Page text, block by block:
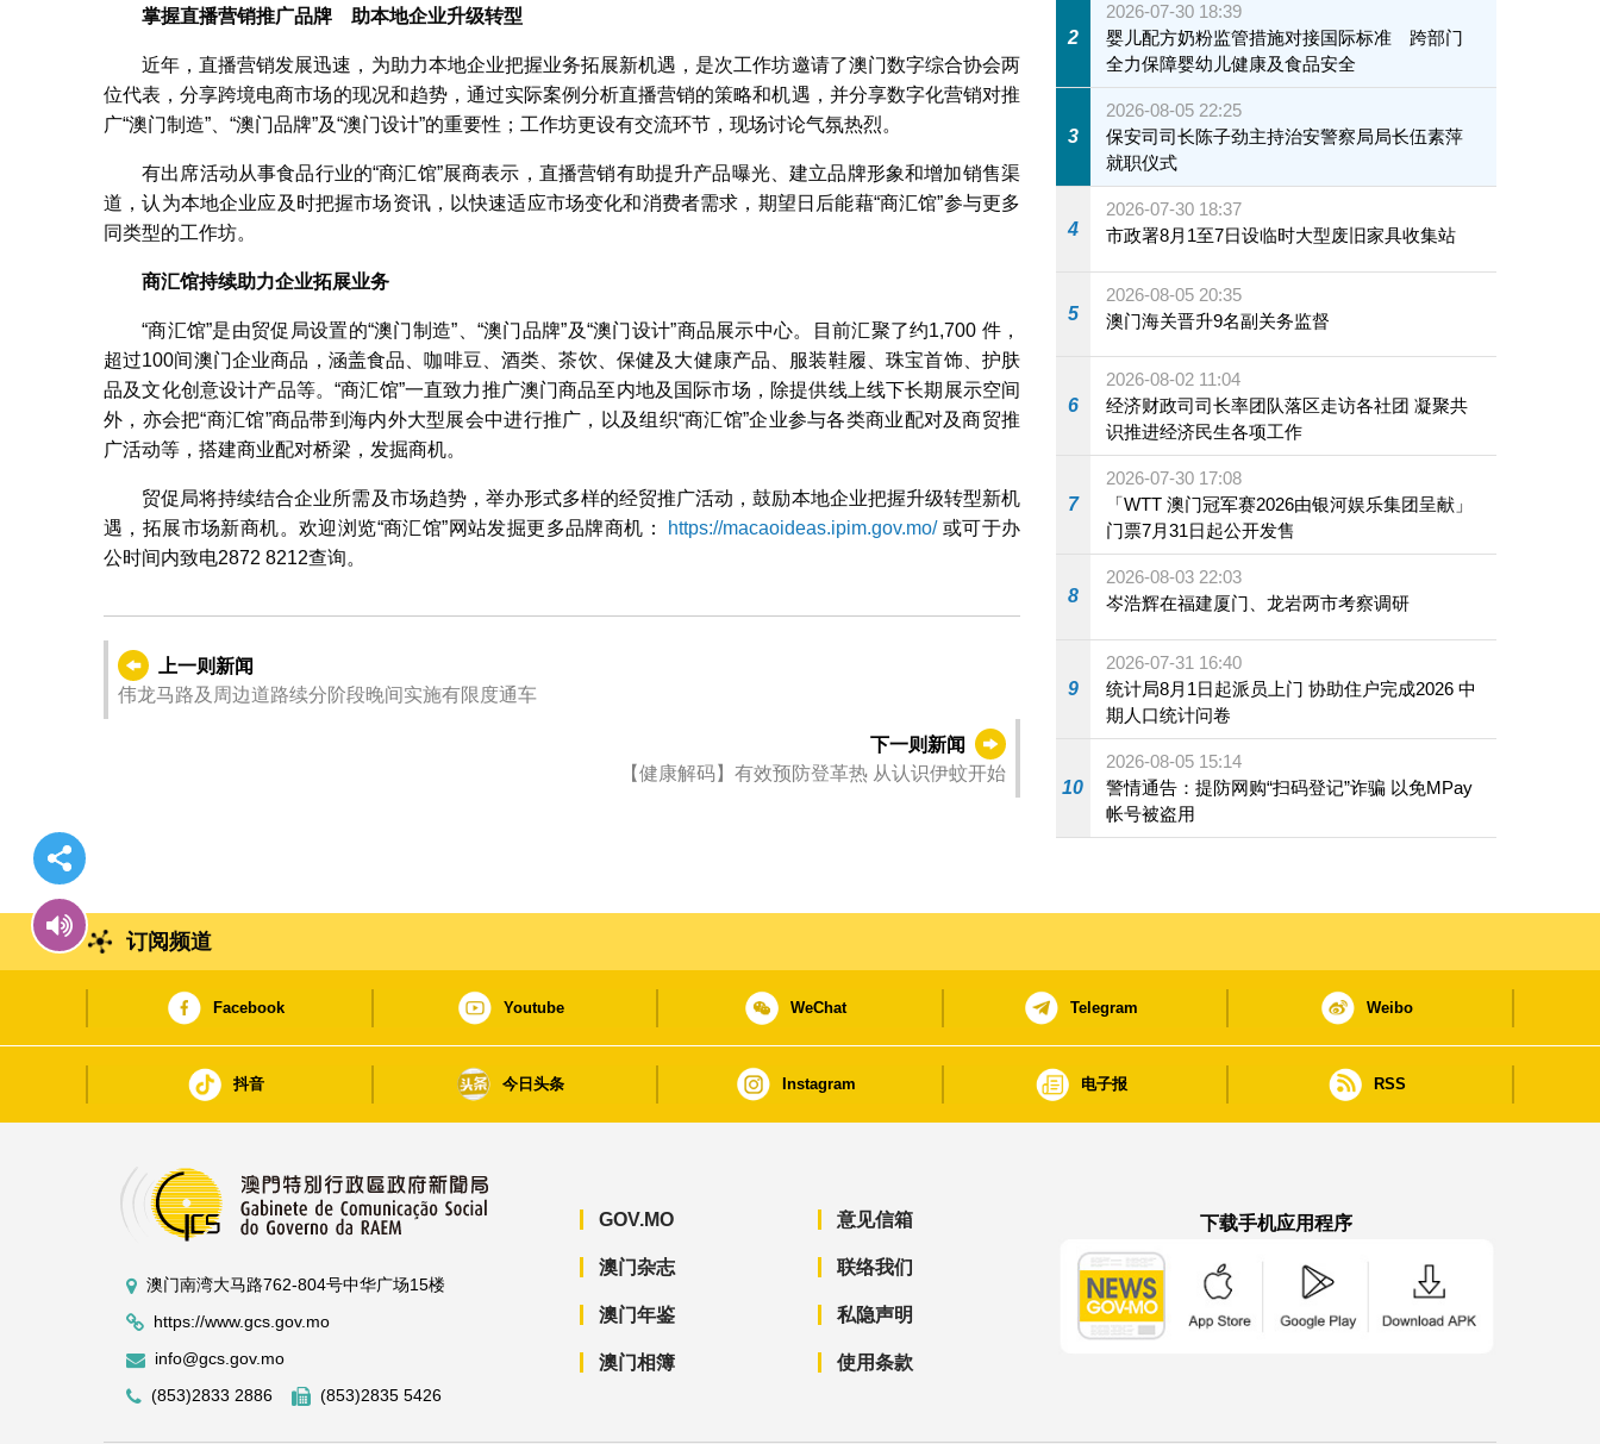
掌握直播营销推广品牌 助本地企业升级转型
近年，直播营销发展迅速，为助力本地企业把握业务拓展新机遇，是次工作坊邀请了澳门数字综合协会两
位代表，分享跨境电商市场的现况和趋势，通过实际案例分析直播营销的策略和机遇，并分享数字化营销对推
广“澳门制造”、“澳门品牌”及“澳门设计”的重要性；工作坊更设有交流环节，现场讨论气氛热烈。
有出席活动从事食品行业的“商汇馆”展商表示，直播营销有助提升产品曝光、建立品牌形象和增加销售渠
道，认为本地企业应及时把握市场资讯，以快速适应市场变化和消费者需求，期望日后能藉“商汇馆”参与更多
同类型的工作坊。
商汇馆持续助力企业拓展业务
“商汇馆”是由贸促局设置的“澳门制造”、“澳门品牌”及“澳门设计”商品展示中心。目前汇聚了约1,700 件，
超过100间澳门企业商品，涵盖食品、咖啡豆、酒类、茶饮、保健及大健康产品、服装鞋履、珠宝首饰、护肤
品及文化创意设计产品等。“商汇馆”一直致力推广澳门商品至内地及国际市场，除提供线上线下长期展示空间
外，亦会把“商汇馆”商品带到海内外大型展会中进行推广，以及组织“商汇馆”企业参与各类商业配对及商贸推
广活动等，搭建商业配对桥梁，发掘商机。
贸促局将持续结合企业所需及市场趋势，举办形式多样的经贸推广活动，鼓励本地企业把握升级转型新机
遇，拓展市场新商机。欢迎浏览“商汇馆”网站发掘更多品牌商机： https://macaoideas.ipim.gov.mo/或可于办
公时间内致电2872 8212查询。
上一则新闻
伟龙马路及周边道路续分阶段晚间实施有限度通车
下一则新闻
【健康解码】有效预防登革热 从认识伊蚊开始
2
2026-07-30 18:39
婴儿配方奶粉监管措施对接国际标准 跨部门
全力保障婴幼儿健康及食品安全
3
2026-08-05 22:25
保安司司长陈子劲主持治安警察局局长伍素萍
就职仪式
4
2026-07-30 18:37
市政署8月1至7日设临时大型废旧家具收集站
5
2026-08-05 20:35
澳门海关晋升9名副关务监督
6
2026-08-02 11:04
经济财政司司长率团队落区走访各社团 凝聚共
识推进经济民生各项工作
7
2026-07-30 17:08
「WTT 澳门冠军赛2026由银河娱乐集团呈献」
门票7月31日起公开发售
8
2026-08-03 22:03
岑浩辉在福建厦门、龙岩两市考察调研
9
2026-07-31 16:40
统计局8月1日起派员上门 协助住户完成2026 中
期人口统计问卷
10
2026-08-05 15:14
警情通告：提防网购“扫码登记”诈骗 以免MPay
帐号被盗用
订阅频道
Facebook Youtube WeChat Telegram Weibo
抖音 今日头条 Instagram 电子报 RSS
澳门南湾大马路762-804号中华广场15楼
https://www.gcs.gov.mo
info@gcs.gov.mo
(853)2833 2886
(853)2835 5426
GOV.MO
澳门杂志
澳门年鉴
澳门相簿
意见信箱
联络我们
私隐声明
使用条款
下载手机应用程序